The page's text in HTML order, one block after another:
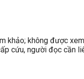
khảo; không được
cứu, người đọc cần